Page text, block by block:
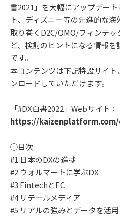
書2021」を大幅にアップデー
ト、ディズニー等の先進的な
取り巻くD2C/OMO/フィンテ
ど、検討のヒントになる情報
です。
本コンテンツは下記特設サイ
ンロードしていただけます。
「#DX白書2022」Webサイト：
https://kaizenplatform.com/
◯目次
#1 日本のDXの進捗
#2 ウォルマートに学ぶDX
#3 FintechとEC
#4 リテールメディア
#5 リアルの強みとデータを活